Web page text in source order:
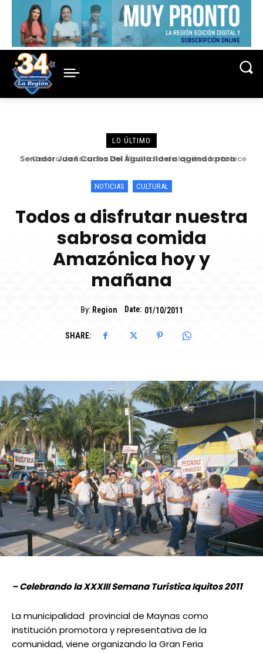
LO ÚLTIMO
Centro de Escucha del Vicariato de Iquitos fortalece
NOTICIAS CULTURAL
Todos a disfrutar nuestra
sabrosa comida
Amazónica hoy y
mañana
By: Region Date: 01/10/2011
SHARE:
– Celebrando la XXXIII Semana Turística Iquitos 2011
La municipalidad provincial de Maynas como
institución promotora y representativa de la
comunidad, viene organizando la Gran Feria